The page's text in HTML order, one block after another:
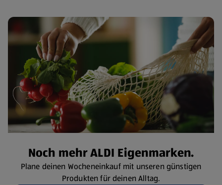
Noch mehr ALDI Eigenmarken.
Plane deinen Wocheneinkauf mit unseren günstigen
Produkten für deinen Alltag.